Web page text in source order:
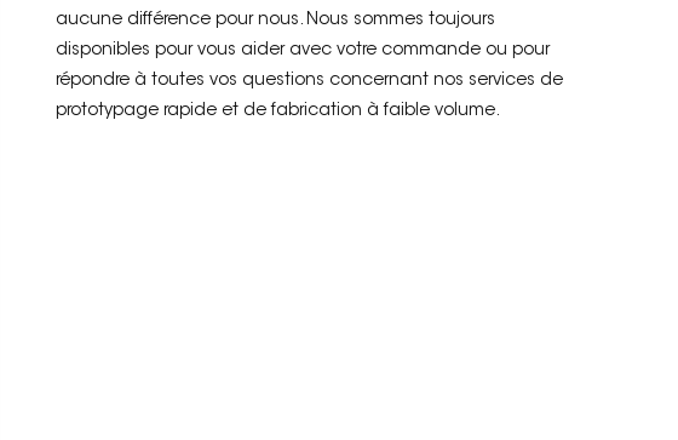
aucune différence pour nous. Nous sommes toujours
disponibles pour vous aider avec votre commande ou pour
répondre à toutes vos questions concernant nos services de
prototypage rapide et de fabrication à faible volume.